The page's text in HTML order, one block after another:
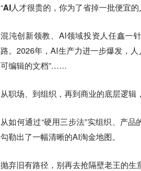
“AI人才很贵的，你为了省掉一批便宜
混沌创新领教、AI领域投资人任鑫一
路。2026年，AI生产力进一步爆发，
可编辑的文档”……
从职场、到组织，再到商业的底层逻辑
从如何通过“硬用三步法”实组织、产
勾勒出了一幅清晰的AI淘金地图。
抛弃旧有路径，别再去抢隔壁老王的生